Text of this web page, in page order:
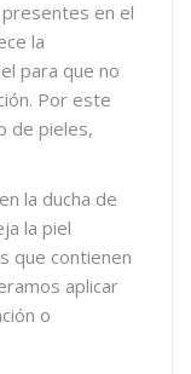
en el
la
para que no
Por este
de pieles,
la ducha de
la piel
que contienen
aplicar
o